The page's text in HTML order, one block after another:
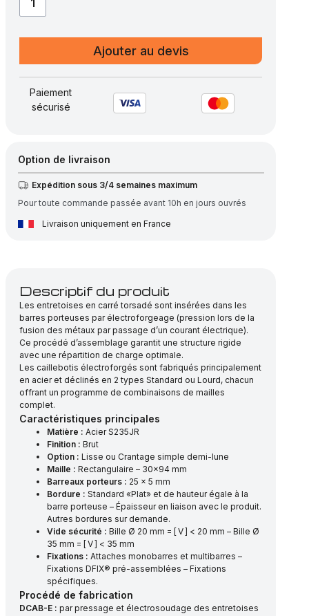
quantité
électroforgé
brut,
maille
barre
porteuse
25×5
Ajouter au devis
Paiement
sécurisé
Option de livraison
Expédition sous 3/4 semaines maximum
Pour toute commande passée avant 10h en jours ouvrés
Livraison uniquement en France
Descriptif du produit
Les entretoises en carré torsadé sont insérées dans les
barres porteuses par électroforgeage (pression lors de la
fusion des métaux par passage d’un courant électrique).
Ce procédé d’assemblage garantit une structure rigide
avec une répartition de charge optimale.
Les caillebotis électroforgés sont fabriqués principalement
en acier et déclinés en 2 types Standard ou Lourd, chacun
offrant un programme de combinaisons de mailles
complet.
Caractéristiques principales
Matière : Acier S235JR
Finition : Brut
Option : Lisse ou Crantage simple demi-lune
Maille : Rectangulaire – 30×94 mm
Barreaux porteurs : 25 x 5 mm
Bordure : Standard «Plat» et de hauteur égale à la
barre porteuse – Épaisseur en liaison avec le produit.
Autres bordures sur demande.
Vide sécurité : Bille Ø 20 mm = [ V ] < 20 mm – Bille Ø
35 mm = [ V ] < 35 mm
Fixations : Attaches monobarres et multibarres –
Fixations DFIX® pré-assemblées – Fixations
spécifiques.
Procédé de fabrication
DCAB-E : par pressage et électrosoudage des entretoises